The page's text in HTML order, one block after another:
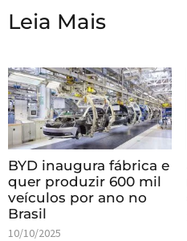
Leia Mais
BYD inaugura fábrica e
quer produzir 600 mil
veículos por ano no
Brasil
10/10/2025